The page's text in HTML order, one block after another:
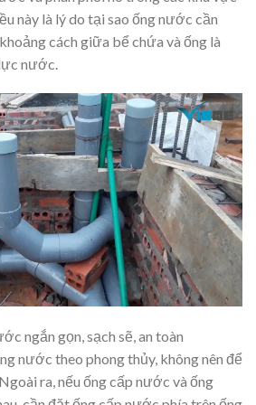
này là lý do tại sao ống nước cần
cách giữa bể chứa và ống là
nước.
ngắn gọn, sạch sẽ, an toàn
nước theo phong thủy, không nên để
ra, nếu ống cấp nước và ống